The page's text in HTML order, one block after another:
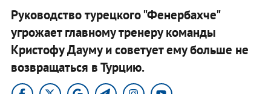
Руководство турецкого "Фенербахче"
угрожает главному тренеру команды
Кристофу Дауму и советует ему больше не
возвращаться в Турцию.